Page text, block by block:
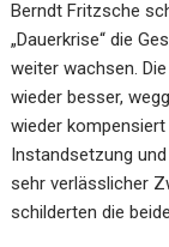
Berndt Fritzsche
„Dauerkrise“ die
weiter wachsen.
wieder besser,
wieder
Instandsetzung
sehr verlässlicher
schilderten die